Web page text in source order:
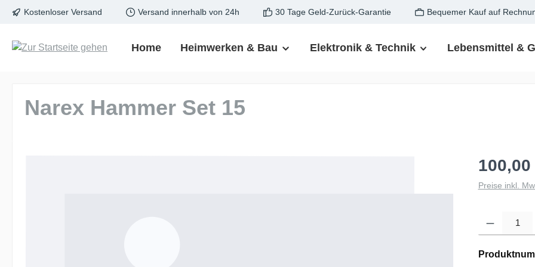
Zur Hauptnavigation springen
Kostenloser Versand Versand innerhalb von 24h 30 Tage Geld-Zurück-Garantie Bequemer Kauf auf
Home Heimwerken & Bau Elektronik & Technik Lebensmittel &
Narex Hammer Set 15
100,00
Preise inkl.